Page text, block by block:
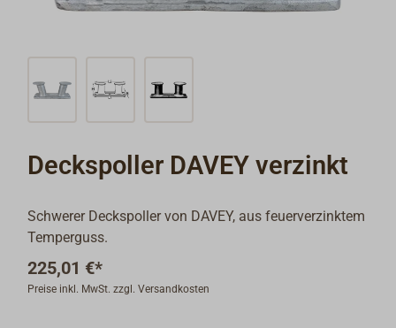
Deckspoller DAVEY verzinkt
Schwerer Deckspoller von DAVEY, aus feuerverzinktem
Temperguss.
225,01 €*
Preise inkl. MwSt. zzgl. Versandkosten